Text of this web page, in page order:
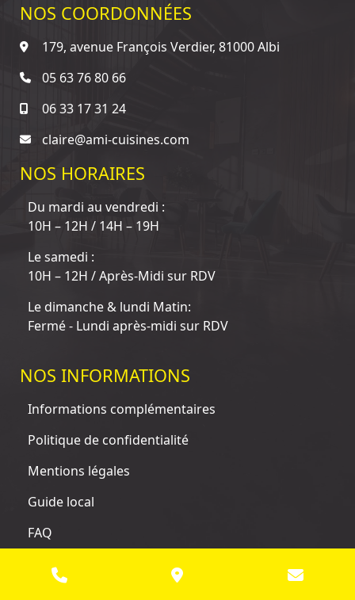
NOS COORDONNÉES
179, avenue François Verdier, 81000 Albi
05 63 76 80 66
06 33 17 31 24
claire@ami-cuisines.com
NOS HORAIRES
Du mardi au vendredi :
10H – 12H / 14H – 19H
Le samedi :
10H – 12H / Après-Midi sur RDV
Le dimanche & lundi Matin:
Fermé - Lundi après-midi sur RDV
NOS INFORMATIONS
Informations complémentaires
Politique de confidentialité
Mentions légales
Guide local
FAQ
par Empreinte SEO